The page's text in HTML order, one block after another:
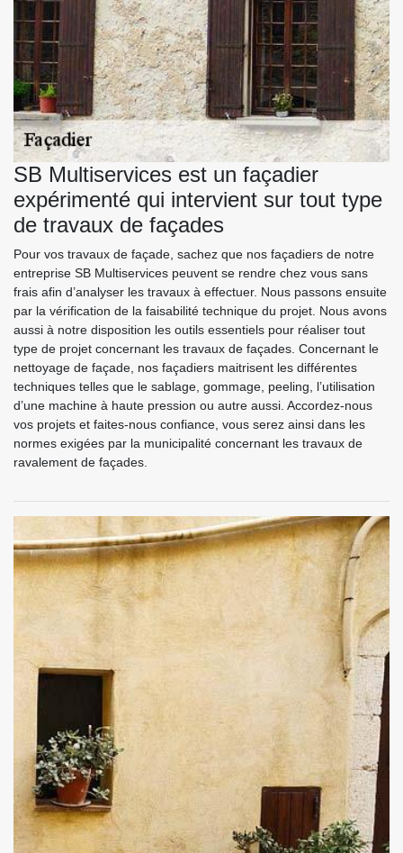
SB Multiservices est un façadier
expérimenté qui intervient sur tout type
de travaux de façades
Pour vos travaux de façade, sachez que nos façadiers de notre
entreprise SB Multiservices peuvent se rendre chez vous sans
frais afin d’analyser les travaux à effectuer. Nous passons ensuite
par la vérification de la faisabilité technique du projet. Nous avons
aussi à notre disposition les outils essentiels pour réaliser tout
type de projet concernant les travaux de façades. Concernant le
nettoyage de façade, nos façadiers maitrisent les différentes
techniques telles que le sablage, gommage, peeling, l’utilisation
d’une machine à haute pression ou autre aussi. Accordez-nous
vos projets et faites-nous confiance, vous serez ainsi dans les
normes exigées par la municipalité concernant les travaux de
ravalement de façades.